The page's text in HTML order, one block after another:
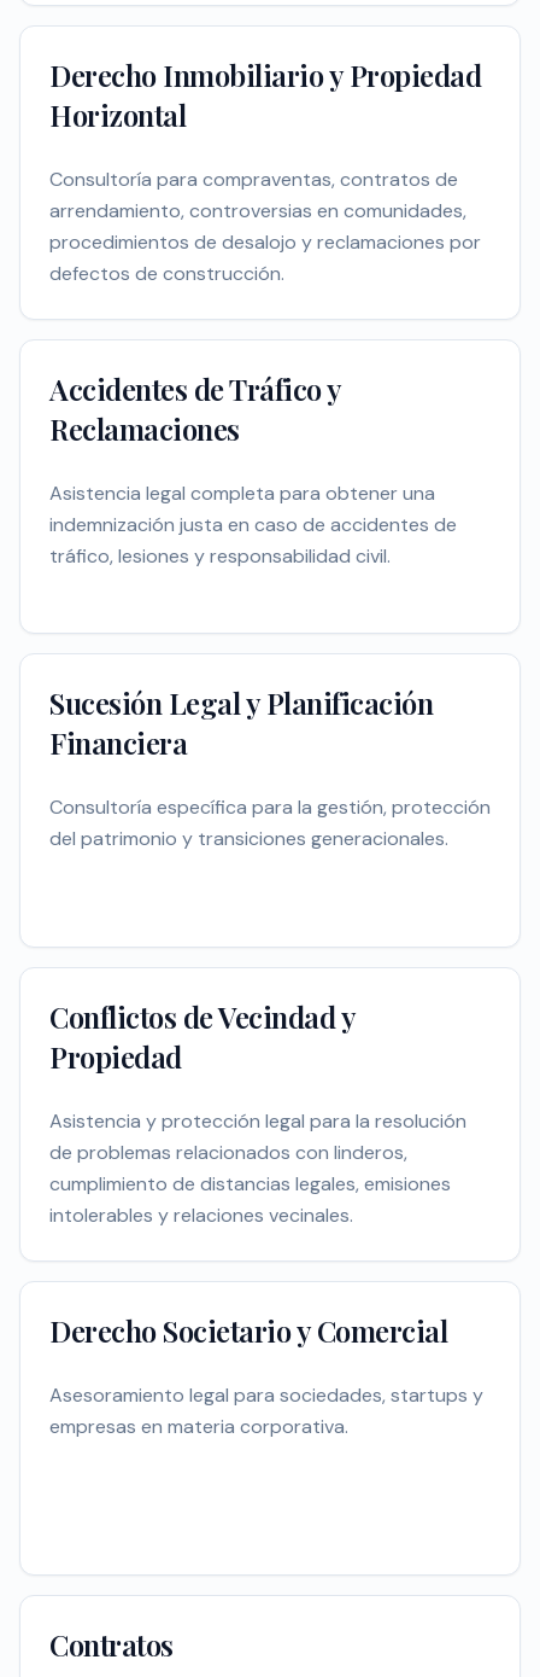
Derecho Inmobiliario y Propiedad
Horizontal
Consultoría para compraventas, contratos de
arrendamiento, controversias en comunidades,
procedimientos de desalojo y reclamaciones por
defectos de construcción.
Accidentes de Tráfico y
Reclamaciones
Asistencia legal completa para obtener una
indemnización justa en caso de accidentes de
tráfico, lesiones y responsabilidad civil.
Sucesión Legal y Planificación
Financiera
Consultoría específica para la gestión, protección
del patrimonio y transiciones generacionales.
Conflictos de Vecindad y
Propiedad
Asistencia y protección legal para la resolución
de problemas relacionados con linderos,
cumplimiento de distancias legales, emisiones
intolerables y relaciones vecinales.
Derecho Societario y Comercial
Asesoramiento legal para sociedades, startups y
empresas en materia corporativa.
Contratos